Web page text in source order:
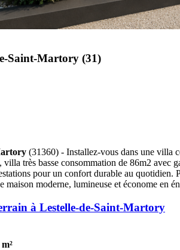
Saint-Martory (31)
(31360) - Installez-vous dans une villa
très basse consommation de 86m2 avec
pour un confort durable au
moderne, lumineuse et économe en
à Lestelle-de-Saint-Martory